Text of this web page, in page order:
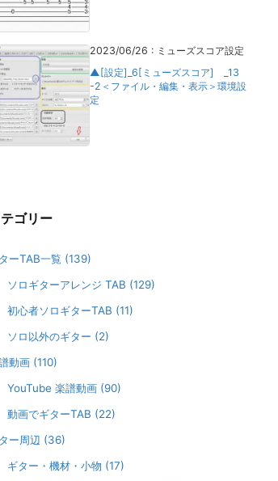
2023/06/26 : ミューズスコア設定
▲[設定]_6[ミューズスコア] _13
-2＜ファイル・編集・表示＞環境設
定
ゴリー
ーTAB一覧 (139)
ソロギターアレンジ TAB (129)
初心者ソロギターTAB (11)
ソロ以外のギター (2)
動画 (110)
YouTube 楽譜動画 (90)
動画でギターTAB (22)
ー周辺 (36)
ギター・機材・小物 (17)